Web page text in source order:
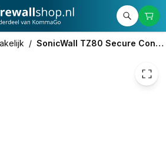
/ SonicWall TZ80 Secure Connect